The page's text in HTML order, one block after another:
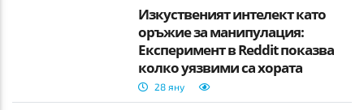
Изкуственият интелект като
оръжие за манипулация:
Експеримент в Reddit показва
колко уязвими са хората
28 яну